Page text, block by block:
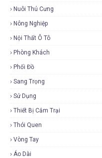
Nuôi Thú Cưng
Nông Nghiệp
Nội Thất Ô Tô
Phòng Khách
Phối Đồ
Sang Trọng
Sử Dụng
Thiết Bị Cắm Trại
Thói Quen
Vòng Tay
Áo Dài